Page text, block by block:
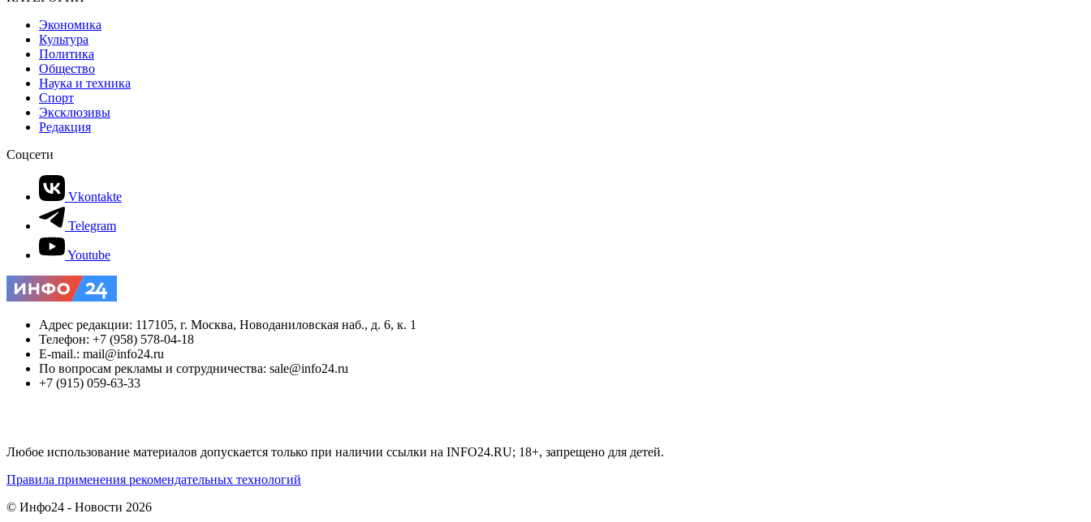
Экономика
Культура
Политика
Общество
Наука и техника
Спорт
Эксклюзивы
Редакция
Соцсети
Vkontakte
Telegram
Youtube
Адрес редакции: 117105, г. Москва, Новоданиловская наб., д. 6, к. 1
Телефон: +7 (958) 578-04-18
E-mail.: mail@info24.ru
По вопросам рекламы и сотрудничества: sale@info24.ru
+7 (915) 059-63-33
Любое использование материалов допускается только при наличии ссылки на INFO24.RU; 18+, запрещено для детей.
Правила применения рекомендательных технологий
© Инфо24 - Новости 2026